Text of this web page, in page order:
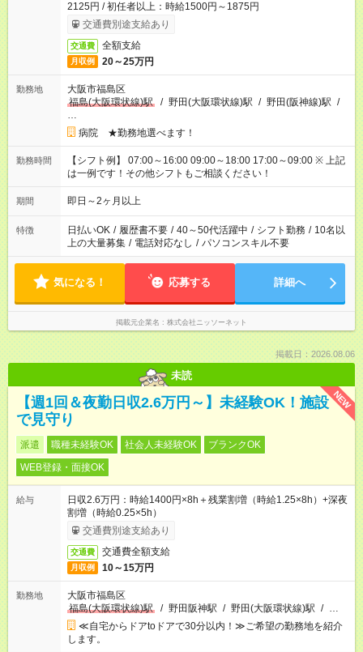
2125円 / 初任者以上：時給1500円～1875円
交通費別途支給あり
交通費 全額支給
月収例 20～25万円
勤務地
大阪市福島区
福島(大阪環状線)駅
/ 野田(大阪環状線)駅 / 野田(阪神線)駅 /
…
病院 ★勤務地選べます！
勤務時間
【シフト例】 07:00～16:00 09:00～18:00 17:00～09:00 ※ 上記
は一例です！その他シフトもご相談ください！
期間 即日～2ヶ月以上
特徴 日払いOK / 履歴書不要 / 40～50代活躍中 / シフト勤務 / 10名以
上の大量募集 / 電話対応なし / パソコンスキル不要
気になる！ 応募する 詳細へ
掲載元企業名 株式会社ニッソーネット
掲載日：2026.08.06
未読
NEW
【週1回＆夜勤日収2.6万円～】未経験OK！施設
で見守り
派遣 職種未経験OK 社会人未経験OK
ブランクOK
WEB登録・面接OK
給与
日収2.6万円：時給1400円×8h＋残業割増（時給1.25×8h）+深夜
割増（時給0.25×5h）
交通費別途支給あり
交通費 交通費全額支給
月収例 10～15万円
勤務地
大阪市福島区
福島(大阪環状線)駅
/ 野田阪神駅 / 野田(大阪環状線)駅 / …
≪自宅からドアtoドアで30分以内！≫ご希望の勤務地を紹介
します。